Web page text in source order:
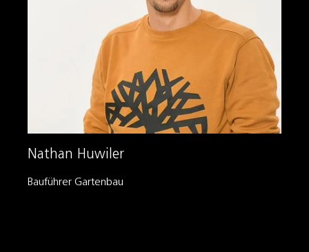
Nathan Huwiler
Bauführer Gartenbau